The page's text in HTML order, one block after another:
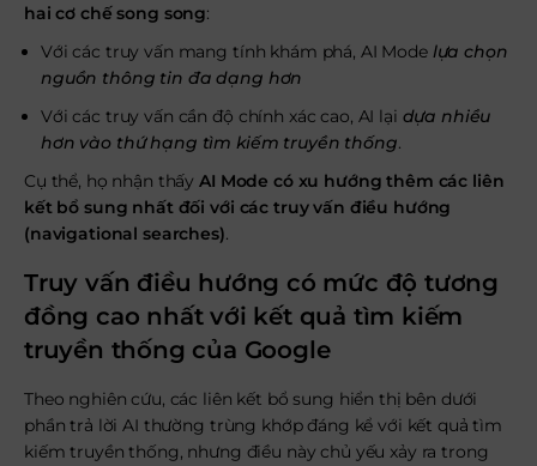
hai cơ chế song song:
Với các truy vấn mang tính khám phá, AI Mode lựa chọn
nguồn thông tin đa dạng hơn
Với các truy vấn cần độ chính xác cao, AI lại dựa nhiều
hơn vào thứ hạng tìm kiếm truyền thống.
Cụ thể, họ nhận thấyAI Mode có xu hướng thêm các liên
kết bổ sung nhất đối với các truy vấn điều hướng
(navigational searches).
Truy vấn điều hướng có mức độ tương
đồng cao nhất với kết quả tìm kiếm
truyền thống của Google
Theo nghiên cứu, các liên kết bổ sung hiển thị bên dưới
phần trả lời AI thường trùng khớp đáng kể với kết quả tìm
kiếm truyền thống, nhưng điều này chủ yếu xảy ra trong